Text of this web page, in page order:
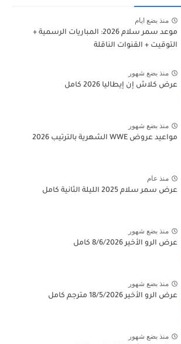
منذ بضع ايام
موعد سمر سلام 2026: المباريات الرسمية +
التوقيت + القنوات الناقلة
منذ بضع شهور
عرض كلاش إن إيطاليا 2026 كامل
منذ بضع شهور
مواعيد عروض WWE الشهرية بالترتيب 2026
منذ عام
عرض سمر سلام 2025 الليلة الثانية كامل
منذ بضع شهور
عرض الرو الأخير 8/6/2026 كامل
منذ بضع شهور
عرض الرو الأخير 18/5/2026 مترجم كامل
منذ بضع شهور